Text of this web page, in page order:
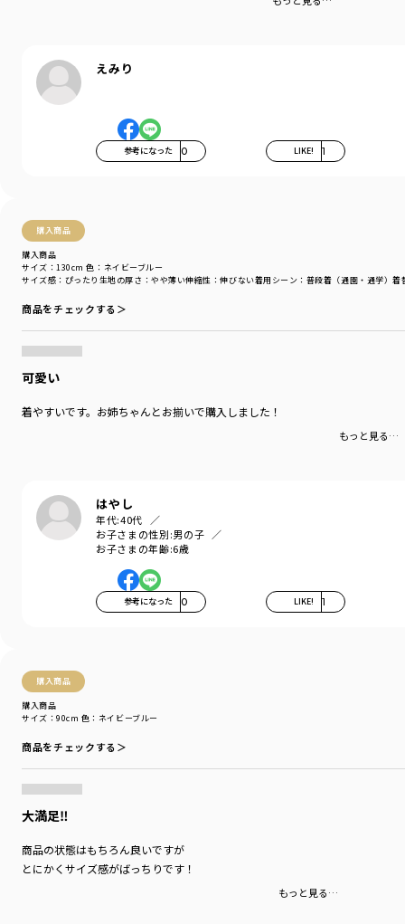
えみり
参考になった 0 LIKE! 1
購入商品
購入商品
サイズ感 ：ぴったり 生地の厚さ ：やや薄い伸縮性 ：伸びない着用シーン ：普段着（通園・通学）着
サイズ：130cm 色：ネイビーブルー
商品をチェックする＞
可愛い
着やすいです。お姉ちゃんとお揃いで購入しました！
もっと見る…
はやし
年代:40代
お子さまの性別:男の子
お子さまの年齢:6歳
参考になった 0 LIKE! 1
購入商品
購入商品
サイズ：90cm 色：ネイビーブルー
商品をチェックする＞
大満足‼️
商品の状態はもちろん良いですが
とにかくサイズ感がばっちりです！
もっと見る…
ブランド
シーズン
／トップス
／ ブルー
性別タイプ
／BOY